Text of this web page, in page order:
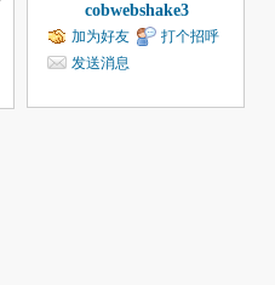
cobwebshake3
加为好友
打个招呼
发送消息